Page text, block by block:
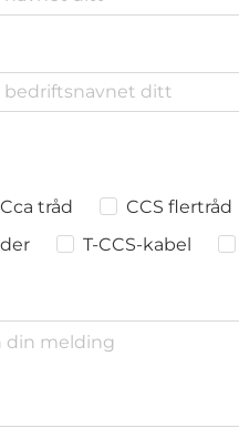
Cca tråd CCS flertråd
T-CCS-kabel